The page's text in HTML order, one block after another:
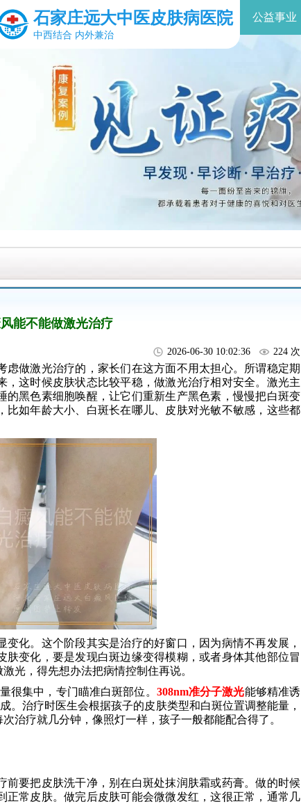
石家庄远大中医皮肤病医院
中西结合 内外兼治
公益事业
能不能做激光治疗
2026-06-30 10:02:36 224 次
做激光治疗的，家长们在这方面不用太担心。所谓稳定期
这时候皮肤状态比较平稳，做激光治疗相对安全。激光主
黑色素细胞唤醒，让它们重新生产黑色素，慢慢把白斑变
如年龄大小、白斑长在哪儿、皮肤对光敏不敏感，这些都
化。这个阶段其实是治疗的好窗口，因为病情不再发展，
变化，要是发现白斑边缘变得模糊，或者身体其他部位冒
光，得先想办法把病情控制住再说。
很集中，专门瞄准白斑部位。 308nm准分子激光能够精准诱
治疗时医生会根据孩子的皮肤类型和白斑位置调整能量，
治疗就几分钟，像照灯一样，孩子一般都能配合得了。
要把皮肤洗干净，别在白斑处抹润肤霜或药膏。做的时候
常皮肤。做完后皮肤可能会微微发红，这很正常，通常几